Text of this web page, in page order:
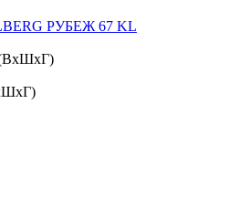
РУБЕЖ 67 KL
(ВхШхГ)